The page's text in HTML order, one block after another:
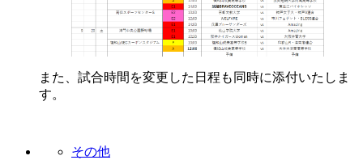
また、試合時間を変更した日程も同時に添付いたしま
す。
その他